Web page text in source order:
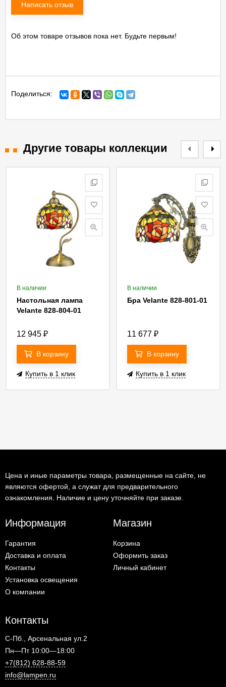
Написать отзыв
Об этом товаре отзывов пока нет. Будьте первым!
Поделиться:
Другие товары коллекции
В наличии
Настольная лампа
Velante 828-804-01
12 945 ₽
В корзину
Купить в 1 клик
В наличии
Бра Velante 828-801-01
11 677 ₽
В корзину
Купить в 1 клик
Цена и иные параметры товара, размещенные на сайте, не
являются офертой, а служат для предварительного
ознакомления. Наличие и цену уточняйте при заказе.
Информация
Гарантия
Доставка и оплата
Контакты
Установка освещения
О компании
Магазин
Корзина
Оформить заказ
Личный кабинет
Контакты
С-Пб., Арсенальная ул.2
Пн—Пт 10:00—18:00
+7(812) 628-88-59
info@lampen.ru